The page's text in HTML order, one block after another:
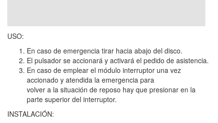
USO:
En caso de emergencia tirar hacia abajo del disco.
El pulsador se accionará y activará el pedido de asistencia.
En caso de emplear el módulo interruptor una vez
accionado y atendida la emergencia para
volver a la situación de reposo hay que presionar en la
parte superior del interruptor.
INSTALACIÓN: